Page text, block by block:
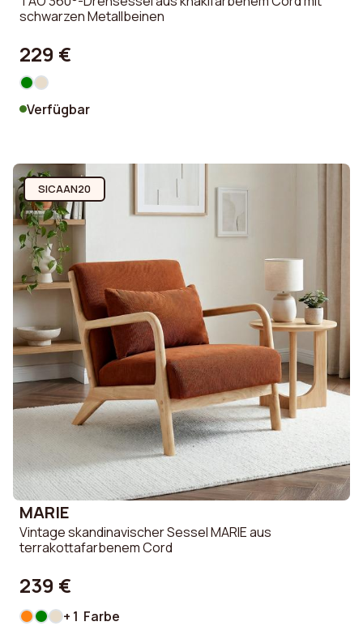
schwarzen Metallbeinen
229 €
Verfügbar
SICAAN20
MARIE
Vintage skandinavischer Sessel MARIE aus
terrakottafarbenem Cord
239 €
+ 1 Farbe